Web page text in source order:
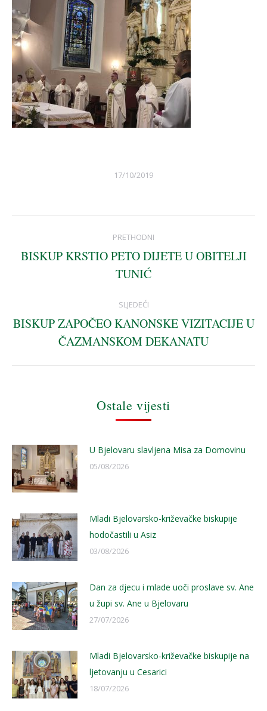
17/10/2019
navigation
PRETHODNI
post:
BISKUP KRSTIO PETO DIJETE U OBITELJI
TUNIĆ
SLJEDEĆI
post:
BISKUP ZAPOČEO KANONSKE VIZITACIJE U
ČAZMANSKOM DEKANATU
Ostale vijesti
U Bjelovaru slavljena Misa za Domovinu
05/08/2026
Mladi Bjelovarsko-križevačke biskupije
hodočastili u Asiz
03/08/2026
Dan za djecu i mlade uoči proslave sv. Ane
u župi sv. Ane u Bjelovaru
27/07/2026
Mladi Bjelovarsko-križevačke biskupije na
ljetovanju u Cesarici
18/07/2026